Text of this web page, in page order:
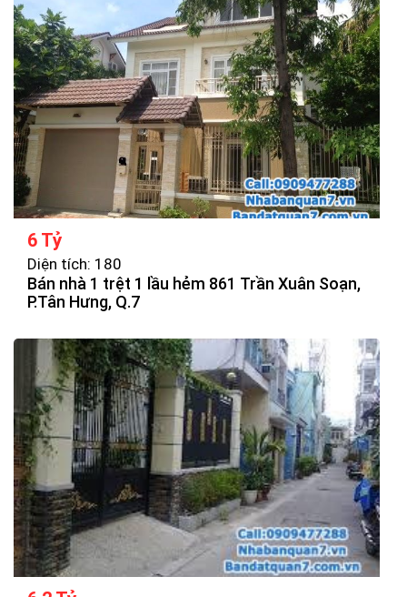
6 Tỷ
Diện tích: 180
Bán nhà 1 trệt 1 lầu hẻm 861 Trần Xuân Soạn,
P.Tân Hưng, Q.7